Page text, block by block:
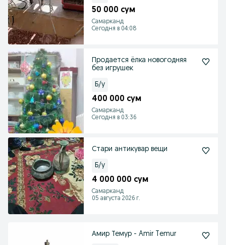
50 000 сум
Самарканд
Сегодня в 04:08
Продается ëлка новогодняя
без игрушек
Б/у
400 000 сум
Самарканд
Сегодня в 03:36
Стари антикувар вещи
Б/у
4 000 000 сум
Самарканд
05 августа 2026 г.
Амир Темур - Amir Temur